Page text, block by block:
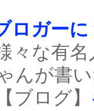
ロガー
々な有
んが書
ブログ】